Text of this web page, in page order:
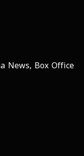
News, Box Office